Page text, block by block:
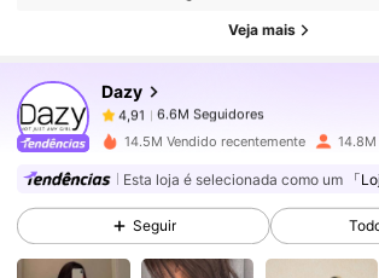
Veja mais
Dazy
4,91
6.6M Seguidores
s***0pago1 dia atrás
4,91 6.6M Seguidores
4,91 6.6M Seguidores
14.5M Vendido recentemente
Esta loja é selecionada como um 「
Seguir